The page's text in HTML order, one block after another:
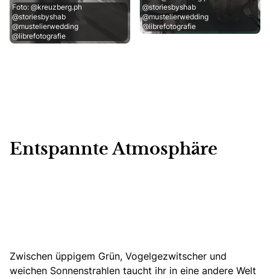
Foto: @kreuzberg.ph
@storiesbyshab
@mustelierwedding
@librefotografie
@storiesbyshab
@mustelierwedding
@librefotografie
Entspannte Atmosphäre
Zwischen üppigem Grün, Vogelgezwitscher und
weichen Sonnenstrahlen taucht ihr in eine andere Welt